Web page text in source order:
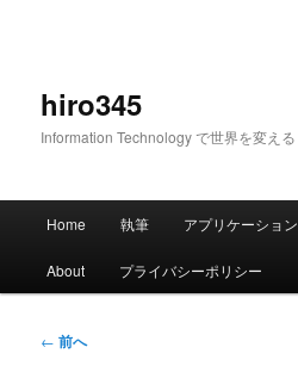
hiro345
Information Technology で世界を変える
メ
Home 執筆 アプリケーション
About プライバシーポリシー
投
← 前へ